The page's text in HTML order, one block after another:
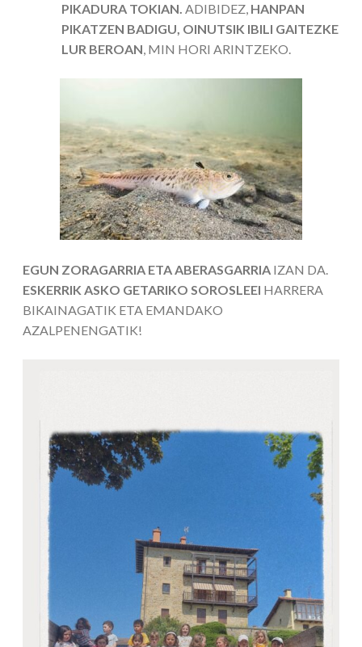
PIKADURA TOKIAN. ADIBIDEZ, HANPAN
PIKATZEN BADIGU, OINUTSIK IBILI GAITEZKE
LUR BEROAN, MIN HORI ARINTZEKO.
EGUN ZORAGARRIA ETA ABERASGARRIA IZAN DA.
ESKERRIK ASKO GETARIKO SOROSLEEI HARRERA
BIKAINAGATIK ETA EMANDAKO
AZALPENENGATIK!